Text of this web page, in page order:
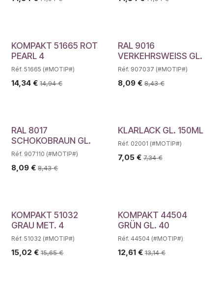
KOMPAKT 51665 ROT
PEARL 4
Réf. 51665 (#MOTIP#)
14,34 € 14,94€
RAL 9016
VERKEHRSWEISS GL.
Réf. 907037 (#MOTIP#)
8,09€ 8,43€
RAL 8017
SCHOKOBRAUN GL.
Réf. 907110 (#MOTIP#)
8,09 € 8,43€
KLARLACK GL. 150ML
Réf. 02001 (#MOTIP#)
7,05€ 7,34€
KOMPAKT 51032
GRAU MET. 4
Réf. 51032 (#MOTIP#)
15,02 € 15,65€
KOMPAKT 44504
GRÜN GL. 40
Réf. 44504 (#MOTIP#)
12,61€ 13,14€